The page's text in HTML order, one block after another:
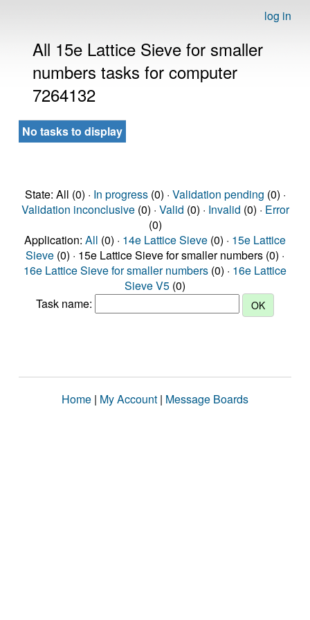
log in
All 15e Lattice Sieve for smaller
numbers tasks for computer
7264132
No tasks to display
State: All (0) · In progress(0) · Validation pending (0) ·
Validation inconclusive(0) · Valid (0) · Invalid (0) · Error
(0)
Application: All (0) · 14e Lattice Sieve (0) · 15e Lattice
Sieve (0) · 15e Lattice Sieve for smaller numbers (0) ·
16e Lattice Sieve for smaller numbers (0) · 16e Lattice
Sieve V5 (0)
Task name:
Home | My Account | Message Boards